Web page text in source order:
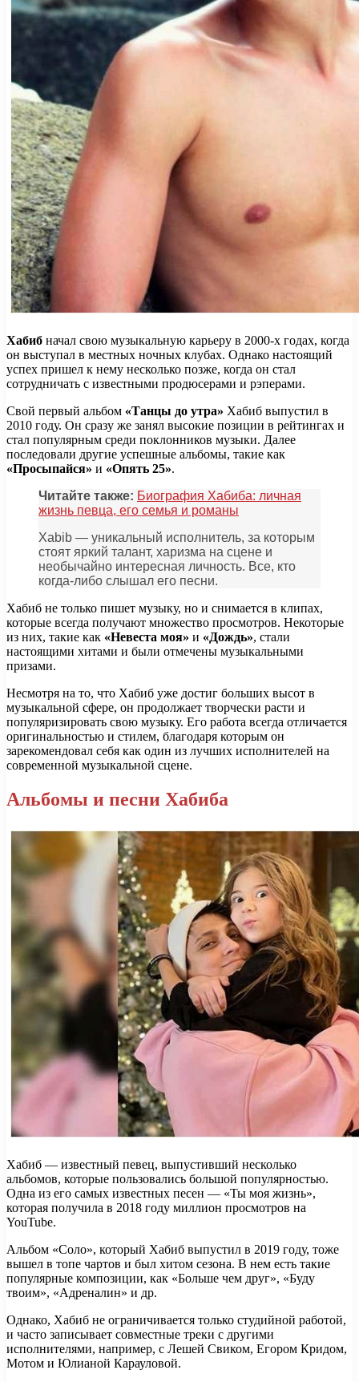
Хабиб начал свою музыкальную карьеру в 2000-х годах, когда
он выступал в местных ночных клубах. Однако настоящий
успех пришел к нему несколько позже, когда он стал
сотрудничать с известными продюсерами и рэперами.
Свой первый альбом «Танцы до утра» Хабиб выпустил в
2010 году. Он сразу же занял высокие позиции в рейтингах и
стал популярным среди поклонников музыки. Далее
последовали другие успешные альбомы, такие как
«Просыпайся» и «Опять 25».
Читайте также: Биография Хабиба: личная
жизнь певца, его семья и романы
Хabib — уникальный исполнитель, за которым
стоят яркий талант, харизма на сцене и
необычайно интересная личность. Все, кто
когда-либо слышал его песни.
Хабиб не только пишет музыку, но и снимается в клипах,
которые всегда получают множество просмотров. Некоторые
из них, такие как «Невеста моя» и «Дождь», стали
настоящими хитами и были отмечены музыкальными
призами.
Несмотря на то, что Хабиб уже достиг больших высот в
музыкальной сфере, он продолжает творчески расти и
популяризировать свою музыку. Его работа всегда отличается
оригинальностью и стилем, благодаря которым он
зарекомендовал себя как один из лучших исполнителей на
современной музыкальной сцене.
Альбомы и песни Хабиба
Хабиб — известный певец, выпустивший несколько
альбомов, которые пользовались большой популярностью.
Одна из его самых известных песен — «Ты моя жизнь»,
которая получила в 2018 году миллион просмотров на
YouTube.
Альбом «Соло», который Хабиб выпустил в 2019 году, тоже
вышел в топе чартов и был хитом сезона. В нем есть такие
популярные композиции, как «Больше чем друг», «Буду
твоим», «Адреналин» и др.
Однако, Хабиб не ограничивается только студийной работой,
и часто записывает совместные треки с другими
исполнителями, например, с Лешей Свиком, Егором Кридом,
Мотом и Юлианой Карауловой.